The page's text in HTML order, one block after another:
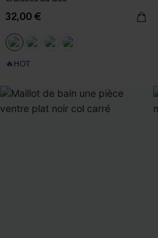
32,00 €
🔥HOT